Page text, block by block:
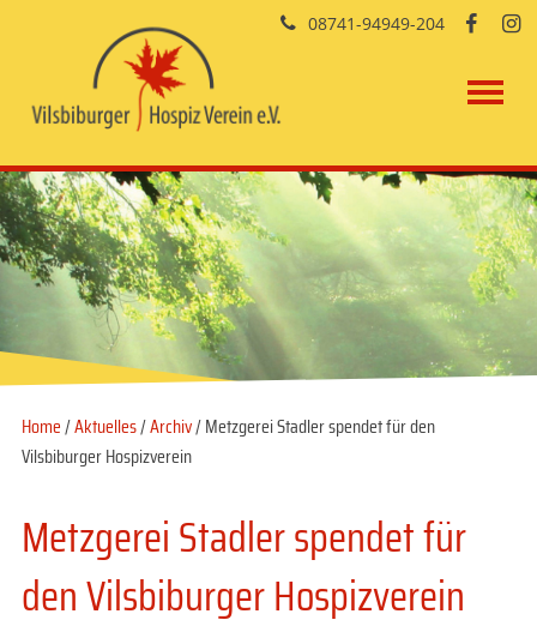
Home/Aktuelles/Archiv/ Metzgerei Stadler spendet für den
Vilsbiburger Hospizverein
Metzgerei Stadler spendet für
den Vilsbiburger Hospizverein
08741-94949-204  